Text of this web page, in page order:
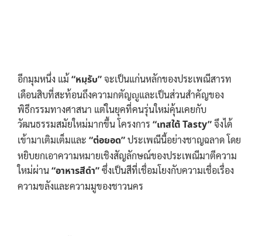
อีกมุมหนึ่ง แม้“หมฺรับ”จะเป็นแก่นหลักของประเพณีสารท
เดือนสิบที่สะท้อนถึงความกตัญญูและเป็นส่วนสำคัญของ
พิธีกรรมทางศาสนา แต่ในยุคที่คนรุ่นใหม่คุ้นเคยกับ
วัฒนธรรมสมัยใหม่มากขึ้น โครงการ “เทสใต้ Tasty”จึงได้
เข้ามาเติมเต็มและ “ต่อยอด”ประเพณีนี้อย่างชาญฉลาด โดย
หยิบยกเอาความหมายเชิงสัญลักษณ์ของประเพณีมาตีความ
ใหม่ผ่าน“อาหารสีดำ”ซึ่งเป็นสีที่เชื่อมโยงกับความเชื่อเรื่อง
ความขลังและความมูของชาวนคร